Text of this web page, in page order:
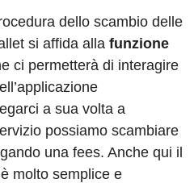
dello scambio delle
si affida alla funzione
ci permetterà di interagire
a sua volta a
possiamo scambiare
una fees. Anche qui il
molto semplice e